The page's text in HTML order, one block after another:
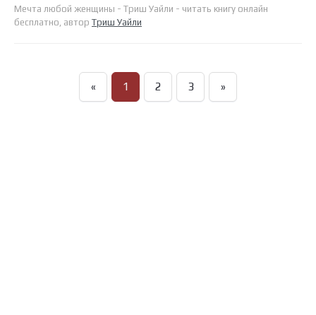
Мечта любой женщины - Триш Уайли - читать книгу онлайн
бесплатно, автор Триш Уайли
« 1 2 3 »